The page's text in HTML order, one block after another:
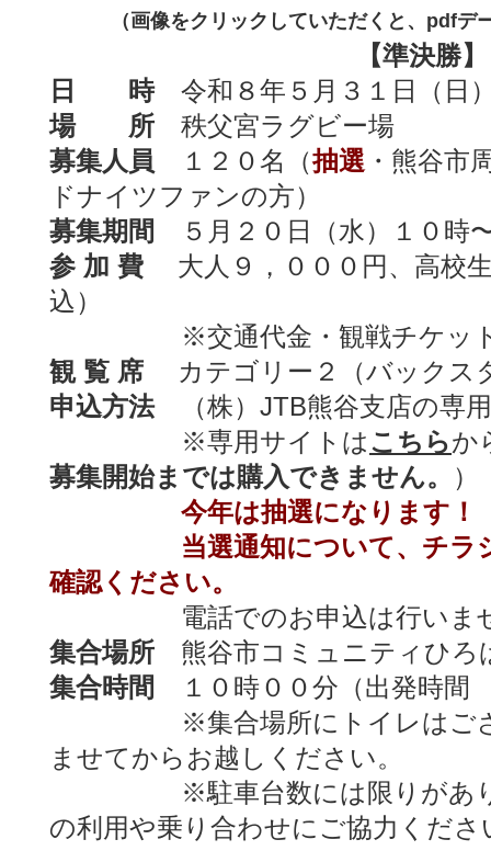
（画像をクリックしていただくと、pdfデ
【準決勝】
日 時令和８年５月３１日（日
場 所 秩父宮ラグビー場
募集人員 １２０名（抽選 ・熊谷市
ドナイツファンの方）
募集期間
５月２０日（水）１０時
参 加 費 大人９，０００円、高校
込）
※交通代金・観戦チケット代
観 覧 席 カテゴリー２（バックス
申込方法（株）JTB熊谷支店の専
※専用サイトはこちらか
募集開始までは購入できません。
）
今年は抽選になります！
当選通知について、チラ
確認ください。
電話でのお申込は行いま
集合場所 熊谷市コミュニティひろ
集合時間
１０時００分（出発時間
※集合場所にトイレはござい
ませてからお越しください。
※駐車台数には限りがありま
の利用や乗り合わせにご協力くださ